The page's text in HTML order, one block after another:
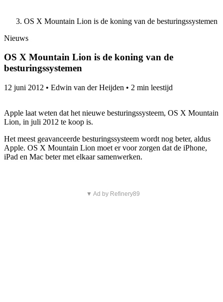
OS X Mountain Lion is de koning van de besturingssystemen
Nieuws
OS X Mountain Lion is de koning van de
besturingssystemen
12 juni 2012 • Edwin van der Heijden • 2 min leestijd
Apple laat weten dat het nieuwe besturingssysteem, OS X Mountain
Lion, in juli 2012 te koop is.
Het meest geavanceerde besturingssysteem wordt nog beter, aldus
Apple. OS X Mountain Lion moet er voor zorgen dat de iPhone,
iPad en Mac beter met elkaar samenwerken.
▼ Ad by Refinery89